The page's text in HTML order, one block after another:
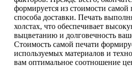
формируется из стоимости
способа доставки. Печать
холстах, что обеспечивает
выцветанию и долговечность
Стоимость самой печати
используемых материалов и
вам оптимальное соотношение